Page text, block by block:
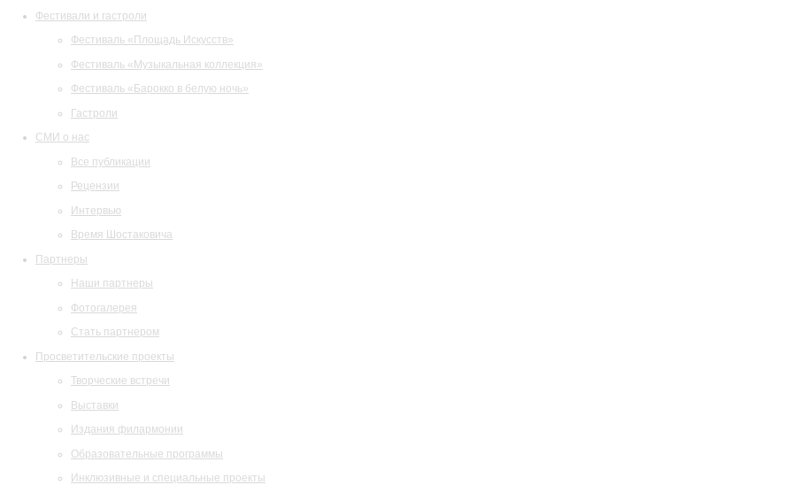
Фестивали и гастроли
Фестиваль «Площадь Искусств»
Фестиваль «Музыкальная коллекция»
Фестиваль «Барокко в белую ночь»
Гастроли
СМИ о нас
Все публикации
Рецензии
Интервью
Время Шостаковича
Партнеры
Наши партнеры
Фотогалерея
Стать партнером
Просветительские проекты
Творческие встречи
Выставки
Издания филармонии
Образовательные программы
Инклюзивные и специальные проекты